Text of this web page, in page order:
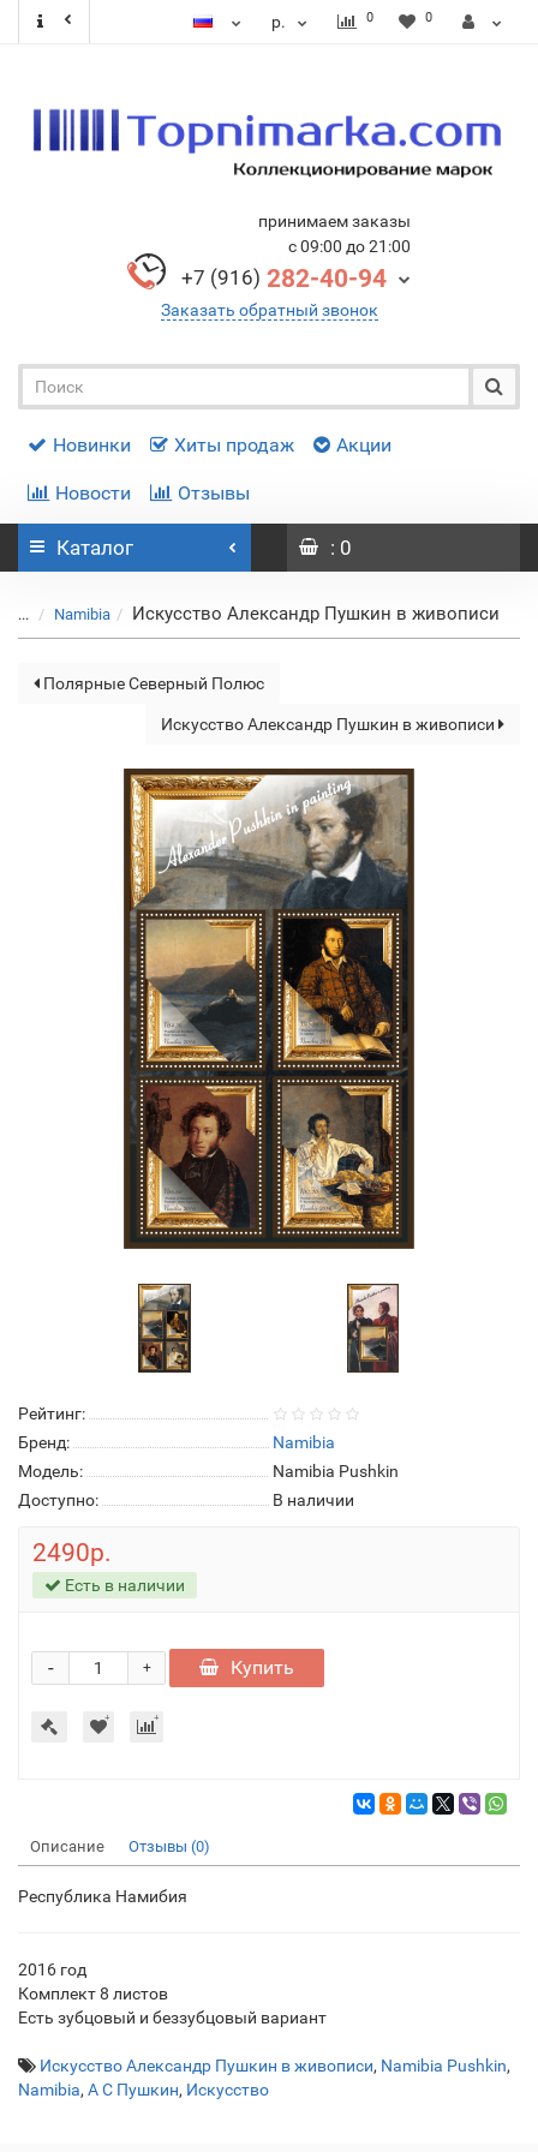
р. 0 0
принимаем заказы
с 09:00 до 21:00
+7 (916) 282-40-94
Заказать обратный звонок
Новинки Хиты продаж Акции
Новости Отзывы
Каталог : 0
... Namibia Искусство Александр Пушкин в живописи
Полярные Северный Полюс
Искусство Александр Пушкин в живописи
Рейтинг:
Бренд:
Namibia
Модель:
Namibia Pushkin
Доступно:
В наличии
2490р.
Есть в наличии
+
- Купить
Описание Отзывы (0)
Республика Намибия
2016 год
Комплект 8 листов
Есть зубцовый и беззубцовый вариант
Искусство Александр Пушкин в живописи, Namibia Pushkin,
Namibia, А С Пушкин, Искусство